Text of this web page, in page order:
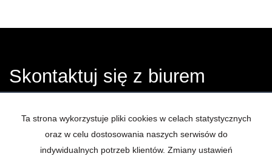
Skontaktuj się z biurem
Łowcy Nieruchomości
Ta strona wykorzystuje pliki cookies w celach statystycznych
oraz w celu dostosowania naszych serwisów do
indywidualnych potrzeb klientów. Zmiany ustawień